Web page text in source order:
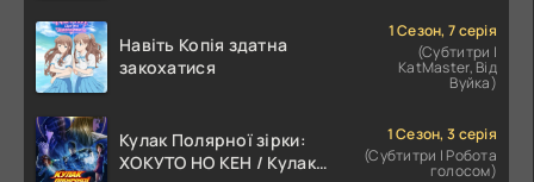
Навіть Копія здатна
закохатися
1 Сезон, 7 серія
(Субтитри |
KatMaster, Від
Вуйка)
Кулак Полярної зірки:
ХОКУТО НО КЕН / Кулак
1 Сезон, 3 серія
(Субтитри | Робота
голосом)